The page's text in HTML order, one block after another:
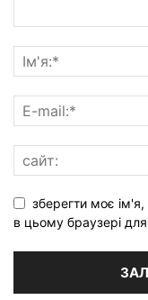
зберегти моє
в цьому браузері